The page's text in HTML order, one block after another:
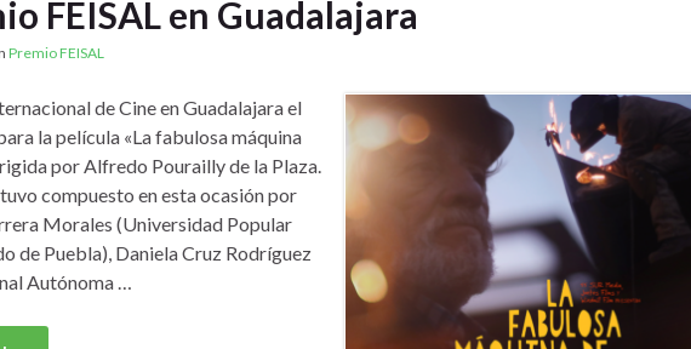
FEISAL en Guadalajara
Premio FEISAL
de Cine en Guadalajara el
la película «La fabulosa máquina
por Alfredo Pourailly de la Plaza.
compuesto en esta ocasión por
Morales (Universidad Popular
de Puebla), Daniela Cruz Rodríguez
Autónoma …